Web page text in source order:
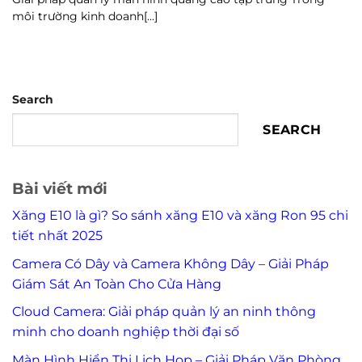
môi trường kinh doanh[...]
Search
SEARCH
Bài viết mới
Xăng E10 là gì? So sánh xăng E10 và xăng Ron 95 chi
tiết nhất 2025
Camera Có Dây và Camera Không Dây – Giải Pháp
Giám Sát An Toàn Cho Cửa Hàng
Cloud Camera: Giải pháp quản lý an ninh thông
minh cho doanh nghiệp thời đại số